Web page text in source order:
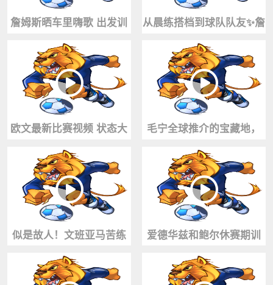
詹姆斯晒车里嗨歌 出发训
练❗️：“这是我最喜欢的歌之
一！
从晨练搭档到球队队友✨詹
姆斯和马克西又一次并肩
合练了！
欧文最新比赛视频 状态大
好啊 预计下赛季10月份复
出...
毛宁全球推介的宝藏地，
洛阳冷却塔篮球场凉快又
够燃🏀
似是故人！文班亚马苦练
金鸡独立 持续升级武器
库...
爱德华兹和鲍尔休赛期训
练，期待新赛季的表现！